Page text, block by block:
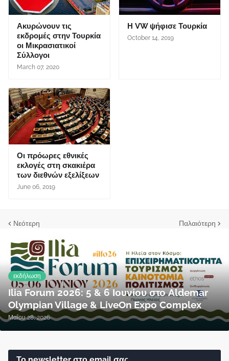
Ακυρώνουν τις
εκδρομές στην Τουρκία
οι Μικρασιατικοί
Σύλλογοι
March 07, 2020
Η VW ψήφισε Τουρκία
October 14, 2019
Οι πρόωρες εθνικές
εκλογές στη σκακιέρα
των διεθνών εξελίξεων
June 06, 2019
Νεότερη Παλαιότερη
εκδήλωση
Ilia Forum 2026: 5 & 6 Ιουνίου στο Aldemar
Olympian Village & LiveOn Expo Complex
Μαΐου 28, 2026